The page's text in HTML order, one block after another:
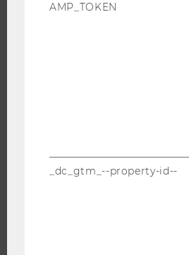
AMP_TOKEN
_dc_gtm_--property-id--